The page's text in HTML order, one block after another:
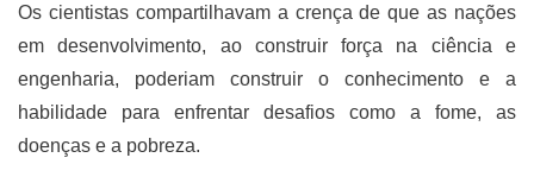
Os cientistas compartilhavam a crença de que as nações
em desenvolvimento, ao construir força na ciência e
engenharia, poderiam construir o conhecimento e a
habilidade para enfrentar desafios como a fome, as
doenças e a pobreza.